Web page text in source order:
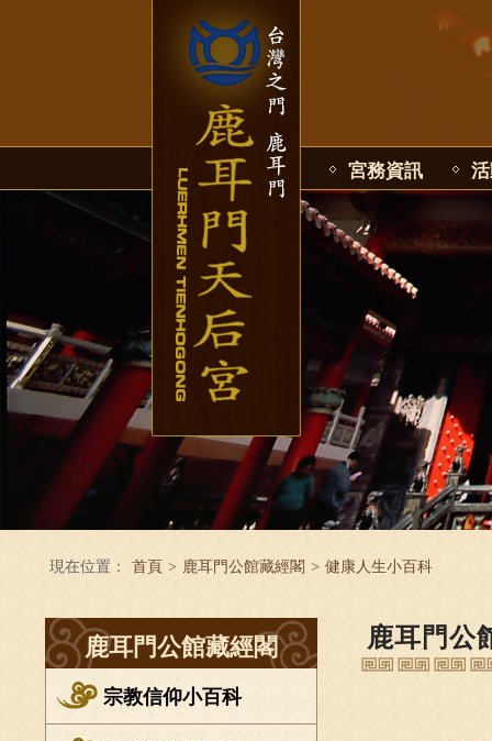
宮務資訊
現在位置： 首頁 > 鹿耳門公館藏經閣 > 健康人生小百科
鹿耳門公館藏經閣
宗教信仰小百科
鹿耳門公